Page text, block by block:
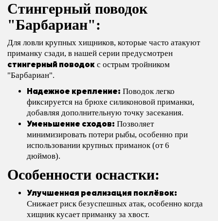
Стингерный поводок
"Барбариан":
Для ловли крупных хищников, которые часто атакуют
приманку сзади, в нашей серии предусмотрен
стингерный поводок с острым тройником
"Барбариан".
Надежное крепление: Поводок легко
фиксируется на брюхе силиконовой приманки,
добавляя дополнительную точку засекания.
Уменьшение сходов: Позволяет
минимизировать потери рыбы, особенно при
использовании крупных приманок (от 6
дюймов).
Особенности оснастки:
Улучшенная реализация поклёвок:
Снижает риск безуспешных атак, особенно когда
хищник кусает приманку за хвост.